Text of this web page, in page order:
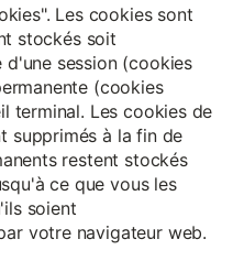
Les cookies sont
stockés soit
session (cookies
(cookies
terminal. Les cookies de
supprimés à la fin de
restent stockés
ce que vous les
soient
votre navigateur web.